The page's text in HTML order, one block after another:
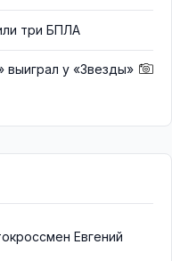
три БПЛА
выиграл у «Звезды»
Евгений